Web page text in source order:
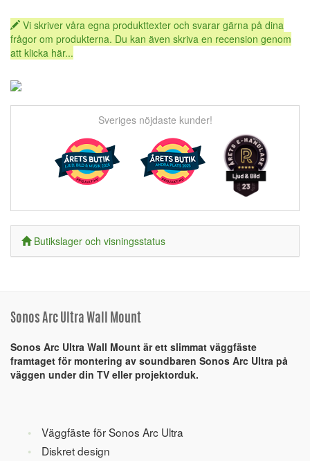
Vi skriver våra egna produkttexter och svarar gärna på dina
frågor om produkterna. Du kan även skriva en recension genom
att klicka här...
Sveriges nöjdaste kunder!
Butikslager och visningsstatus
Sonos Arc Ultra Wall Mount
Sonos Arc Ultra Wall Mount är ett slimmat väggfäste
framtaget för montering av soundbaren Sonos Arc Ultra på
väggen under din TV eller projektorduk.
Väggfäste för Sonos Arc Ultra
Diskret design